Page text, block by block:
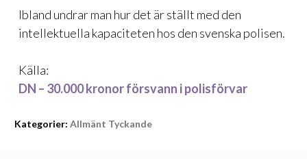
Ibland undrar man hur det är ställt med den
intellektuella kapaciteten hos den svenska polisen.
Källa:
DN – 30.000 kronor försvann i polisförvar
Kategorier: Allmänt Tyckande